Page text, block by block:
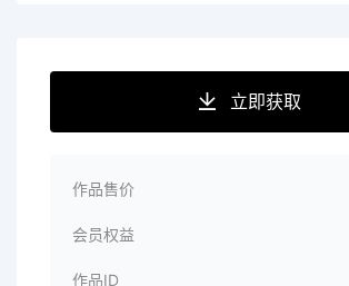
立即获取
作品售价
会员权益
作品ID